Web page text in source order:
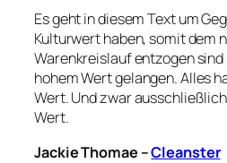
Es geht in diesem Text um
Kulturwert haben, somit dem
Warenkreislauf entzogen
hohem Wert gelangen. Alles
Wert. Und zwar
Wert.
Jackie Thomae –Cleanster